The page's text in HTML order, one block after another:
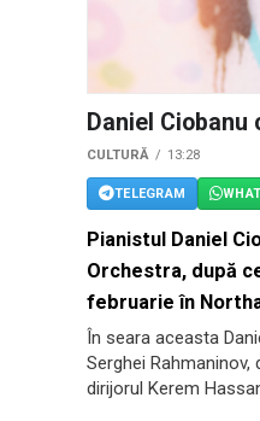
Daniel
CULTURĂ 13:28
TELEGRAM
Pianistul Daniel
Orchestra, după
februarie în
În seara aceasta
Serghei
dirijorul Kerem